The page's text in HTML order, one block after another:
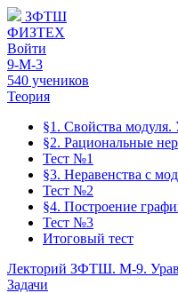
ЗФТШ
ФИЗТЕХ
Войти
9-М-3
540 учеников
Теория
§1. Свойства
§2. Рациональные
Тест №1
§3. Неравенства с
Тест №2
§4. Построение
Тест №3
Итоговый тест
Лекторий ЗФТШ. М-9.
Задачи